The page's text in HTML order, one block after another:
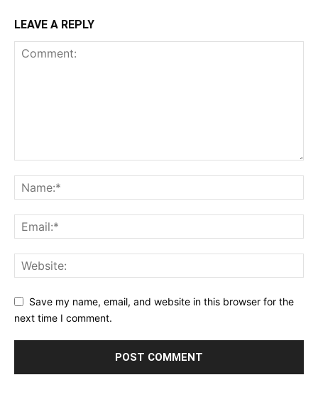
LEAVE A REPLY
Save my name, email, and website in this browser for the
next time I comment.